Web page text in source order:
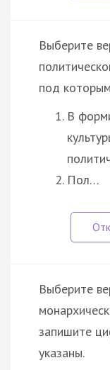
Выберите
под
В
Пол…
Выберите
запишите
указаны.